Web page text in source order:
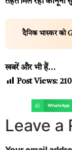
दैनिक भास्कर को
खबरें और भी हैं…
Post Views: 210
WhatsApp
Leave a